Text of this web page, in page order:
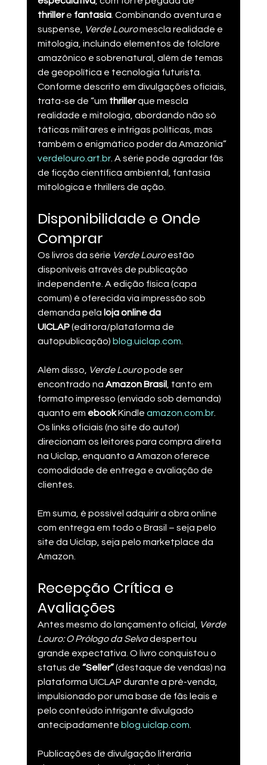
thriller e fantasia. Combinando aventura e
suspense, Verde Louro mescla realidade e
mitologia, incluindo elementos de folclore
amazônico e sobrenatural, além de temas
de geopolítica e tecnologia futurista.
Conforme descrito em divulgações oficiais,
trata-se de “um thriller que mescla
realidade e mitologia, abordando não só
táticas militares e intrigas políticas, mas
também o enigmático poder da Amazônia”​
verdelouro.art.br. A série pode agradar fãs
de ficção científica ambiental, fantasia
mitológica e thrillers de ação.
Disponibilidade e Onde
Comprar
Os livros da série Verde Louro estão
disponíveis através de publicação
independente. A edição física (capa
comum) é oferecida via impressão sob
demanda pela loja online da
UICLAP (editora/plataforma de
autopublicação)​ blog.uiclap.com.
Além disso, Verde Louro pode ser
encontrado na Amazon Brasil , tanto em
formato impresso (enviado sob demanda)
quanto em ebook Kindle​ amazon.com.br.
Os links oficiais (no site do autor)
direcionam os leitores para compra direta
na Uiclap, enquanto a Amazon oferece
comodidade de entrega e avaliação de
clientes.
Em suma, é possível adquirir a obra online
com entrega em todo o Brasil – seja pelo
site da Uiclap, seja pelo marketplace da
Amazon.
Recepção Crítica e
Avaliações
Antes mesmo do lançamento oficial, Verde
Louro: O Prólogo da Selva despertou
grande expectativa. O livro conquistou o
status de “Seller” (destaque de vendas) na
plataforma UICLAP durante a pré-venda,
impulsionado por uma base de fãs leais e
pelo conteúdo intrigante divulgado
antecipadamente ​ blog.uiclap.com.
Publicações de divulgação literária